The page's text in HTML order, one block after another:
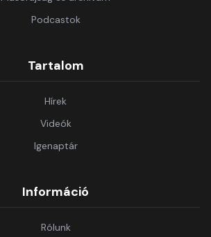
Podcastok
Tartalom
Hírek
Videók
Igenaptár
Információ
Rólunk